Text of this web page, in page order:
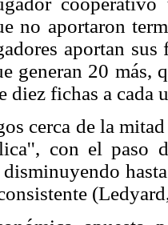
no aportaron
aportan
generan 20 más,
diez fichas a cada
cerca de la
con el paso